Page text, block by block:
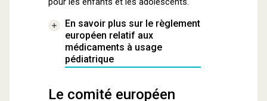
En savoir plus sur le règlement
européen relatif aux
médicaments à usage
pédiatrique
Le comité européen